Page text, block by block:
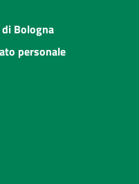
Bologna
personale